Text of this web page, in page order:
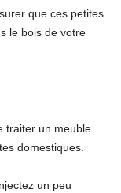
que ces petites
le bois de votre
traiter un meuble
domestiques.
un peu